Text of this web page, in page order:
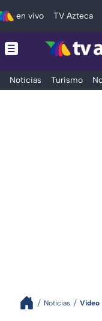
en vivo TV Azteca
Noticias Turismo
Noticias Video